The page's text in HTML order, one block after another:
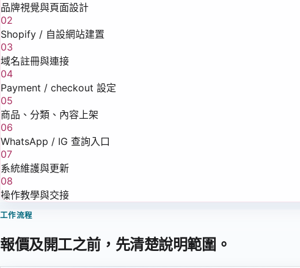
品牌視覺與頁面設計
02
Shopify / 自設網站建置
03
域名註冊與連接
04
Payment / checkout 設定
05
商品、分類、內容上架
06
WhatsApp / IG 查詢入口
07
系統維護與更新
08
操作教學與交接
工作流程
報價及開工之前，先清楚說明範圍。